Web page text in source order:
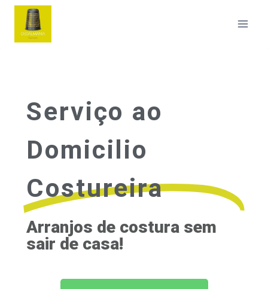
Serviço ao
Domicilio
Costureira
Arranjos de costura sem
sair de casa!